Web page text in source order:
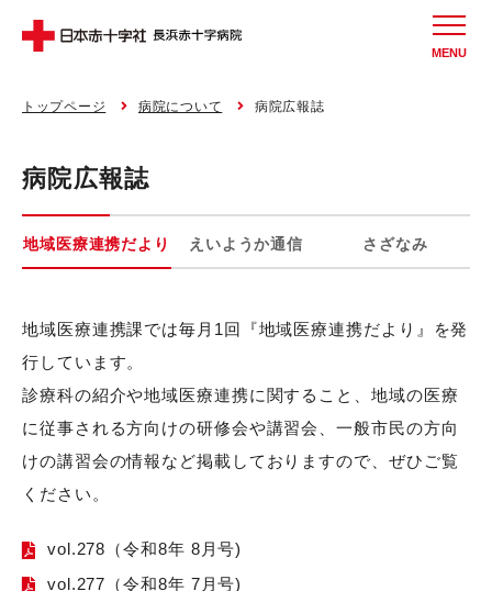
MENU
トップページ 病院について 病院広報誌
病院広報誌
地域医療連携だより えいようか通信 さざなみ
地域医療連携課では毎月1回『地域医療連携だより』を発
行しています。
診療科の紹介や地域医療連携に関すること、地域の医療
に従事される方向けの研修会や講習会、一般市民の方向
けの講習会の情報など掲載しておりますので、ぜひご覧
ください。
vol.278（令和8年 8月号)
vol.277（令和8年 7月号)